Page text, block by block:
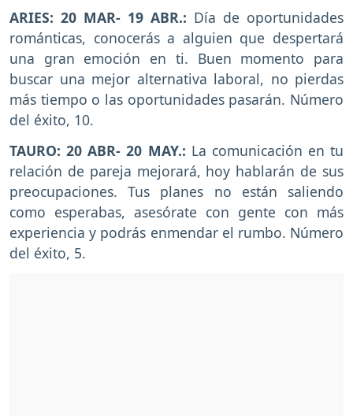
ARIES: 20 MAR- 19 ABR.: Día de oportunidades
románticas, conocerás a alguien que despertará
una gran emoción en ti. Buen momento para
buscar una mejor alternativa laboral, no pierdas
más tiempo o las oportunidades pasarán. Número
del éxito, 10.
TAURO: 20 ABR- 20 MAY.: La comunicación en tu
relación de pareja mejorará, hoy hablarán de sus
preocupaciones. Tus planes no están saliendo
como esperabas, asesórate con gente con más
experiencia y podrás enmendar el rumbo. Número
del éxito, 5.